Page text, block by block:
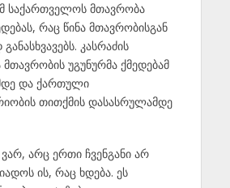
საქართველოს მთავრობა
რაც წინა მთავრობისგან
კასრაძის
მთავრობის უგუნურმა ქმედებამ
და ქართული
თითქმის დასასრულამდე
არც ერთი ჩვენგანი არ
ის, რაც ხდება. ეს